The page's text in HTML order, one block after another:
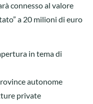
connesso al valore
a 20 milioni di euro
in tema di
autonome
private